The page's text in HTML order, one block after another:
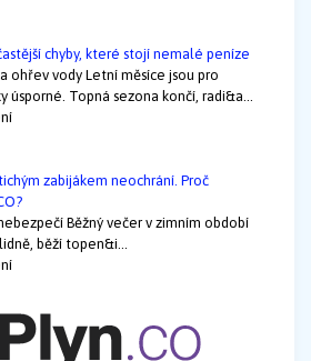
chyby, které stojí nemalé peníze
ohřev vody Letní měsíce jsou pro
Topná sezona končí, radi&a...
zabijákem neochrání. Proč
Běžný večer v zimním období
běží topen&i...